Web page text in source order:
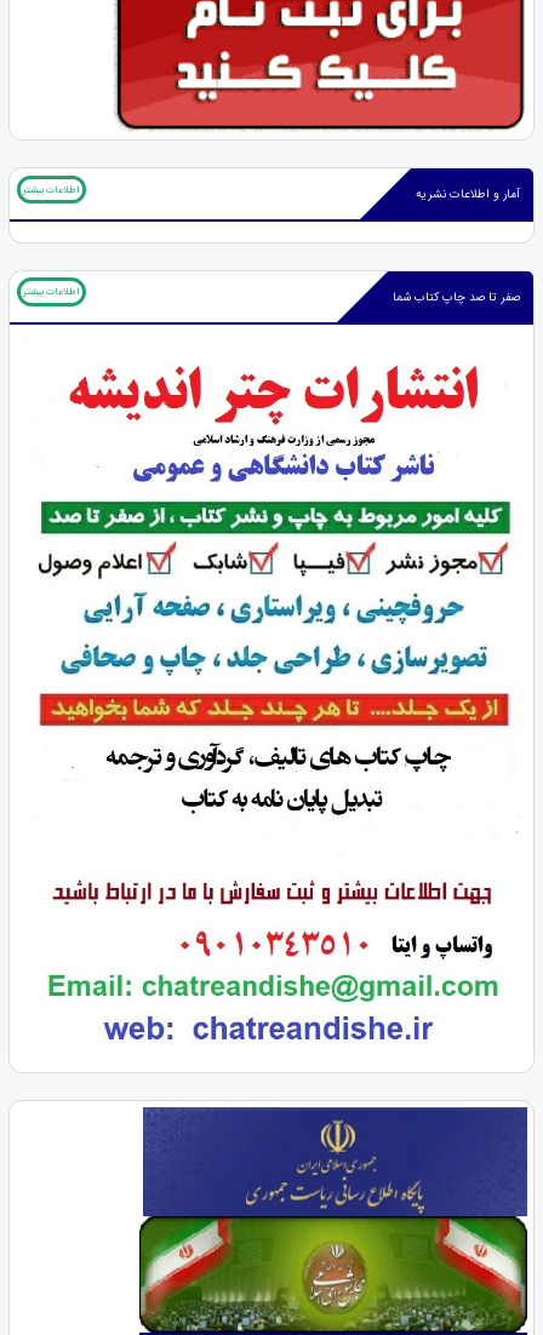
آمار و اطلاعات نشریه اطلاعات بیشتر
صفر تا صد چاپ کتاب شما اطلاعات بیشتر